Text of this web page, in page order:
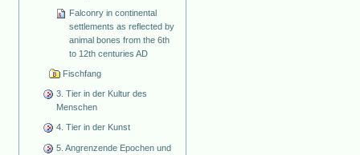
Falconry in continental
settlements as reflected by
animal bones from the 6th
to 12th centuries AD
Fischfang
3. Tier in der Kultur des
Menschen
4. Tier in der Kunst
5. Angrenzende Epochen und